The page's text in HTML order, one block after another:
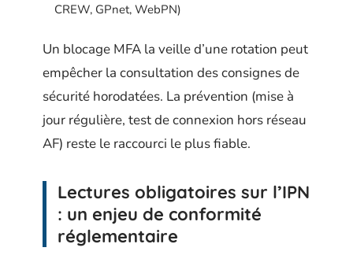
CREW, GPnet, WebPN)
Un blocage MFA la veille d’une rotation peut
empêcher la consultation des consignes de
sécurité horodatées. La prévention (mise à
jour régulière, test de connexion hors réseau
AF) reste le raccourci le plus fiable.
Lectures obligatoires sur l’IPN
: un enjeu de conformité
réglementaire